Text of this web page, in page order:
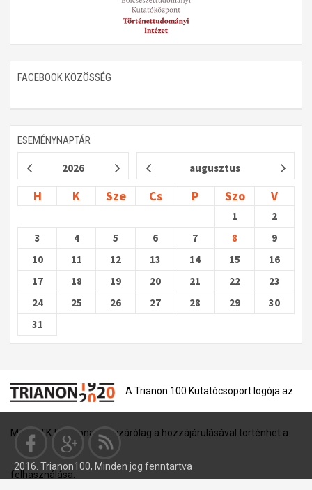
FACEBOOK KÖZÖSSÉG
ESEMÉNYNAPTÁR
2026 augusztus
H K Sze Cs P Szo V
1
2
3
4 5 6 7 8
9
10
11 12 13 14 15
16
17
18 19 20 21 22
23
24
25 26 27 28 29
30
31
A Trianon 100 Kutatócsoport logója az
MTA BTK tulajdona, és kizárólag a hozzájárulásával történhet a
felhasználása.
2016. Trianon100, Minden jog fenntartva